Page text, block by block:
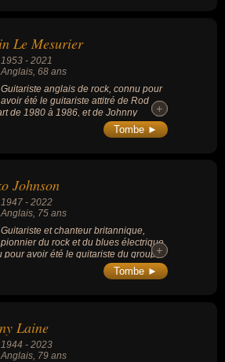
Le Mesurier
1953 - 2021
Anglais , 68 ans
Guitariste anglais de rock, connu pour
avoir été le guitariste attitré de Rod
de 1980 à 1986, et de Johnny
+
+
Tombe ►
Johnson
1947 - 2022
Anglais, 75 ans
Guitariste et chanteur britannique,
pionnier du rock et du blues électrique,
pour avoir été le guitariste du groupe
rock anglais Dr. Feelgood. Son jeu
est particulièrement remarquable
+
+
Tombe ►
Laine
1944 - 2023
Anglais , 79 ans